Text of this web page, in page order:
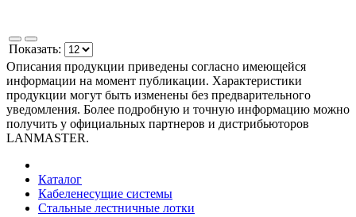
Показать:
Описания продукции приведены согласно имеющейся
информации на момент публикации. Характеристики
продукции могут быть изменены без предварительного
уведомления. Более подробную и точную информацию можно
получить у официальных партнеров и дистрибьюторов
LANMASTER.
Каталог
Кабеленесущие системы
Стальные лестничные лотки